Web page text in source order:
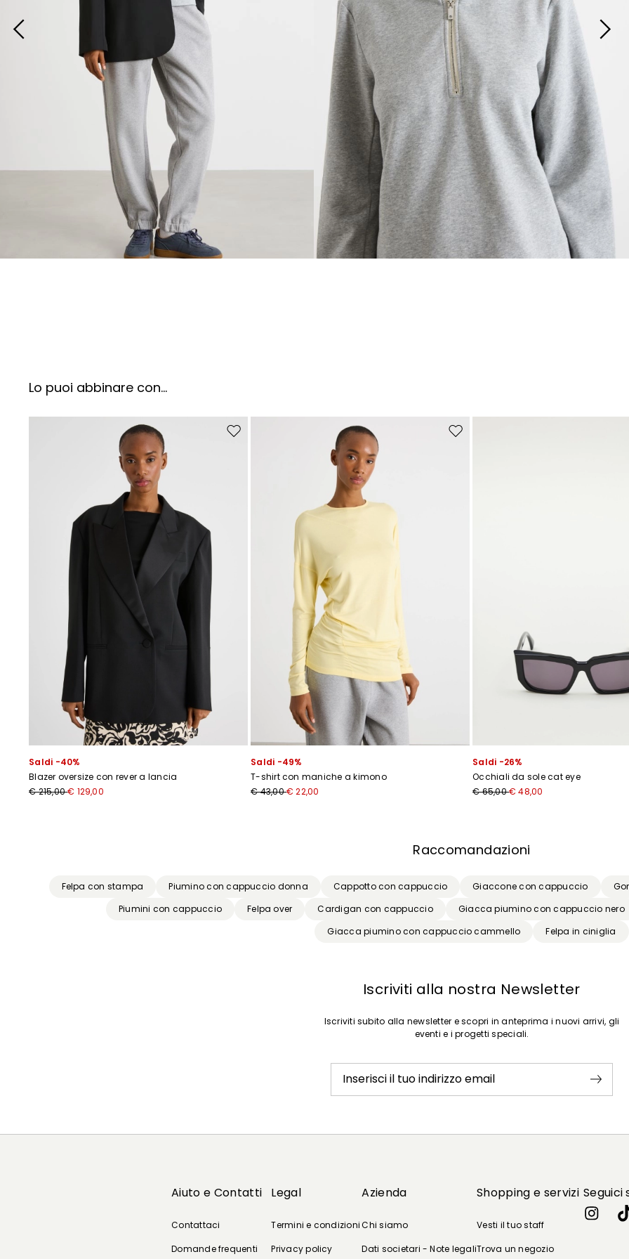
Lo puoi abbinare con...
Sposta nella wishlist
Saldi -40%
Blazer oversize con rever a lancia
€ 215,00€ 129,00
Sposta nella wishlist
Saldi -49%
T-shirt con maniche a kimono
€ 43,00€ 22,00
Saldi -26%
Occhiali da sole cat eye
€ 65,00€ 48,00
Raccomandazioni
Felpa con stampa Piumino con cappuccio donna Cappotto con cappuccio Giaccone con cappuccio
Piumini con cappuccio
Felpa over Cardigan con cappuccio Giacca piumino con cappuccio nero
Giacca piumino con cappuccio cammello
Felpa in ciniglia
Iscriviti alla nostra Newsletter
Iscriviti subito alla newsletter e scopri in anteprima i nuovi arrivi, gli
eventi e i progetti speciali.
Inserisci il tuo indirizzo email
Aiuto e Contatti
Contattaci
Domande frequenti
Legal
Termini e condizioni
Privacy policy
Azienda
Chi siamo
Dati societari - Note legali
Shopping e servizi
Vesti il tuo staff
Trova un negozio
Seguici